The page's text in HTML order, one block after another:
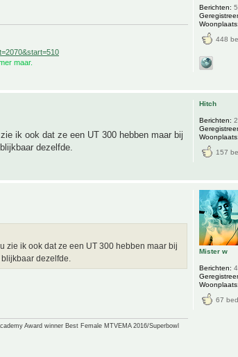
maar.
Berichten:
Woonplaats:
448
ik ook dat ze een UT 300 hebben maar bij
dezelfde.
Hitch
Berichten:
Woonplaats:
157
zie ik ook dat ze een UT 300 hebben maar bij
dezelfde.
Award winner Best Female MTVEMA 2016/Superbowl
Mister w
Berichten:
Woonplaats:
67